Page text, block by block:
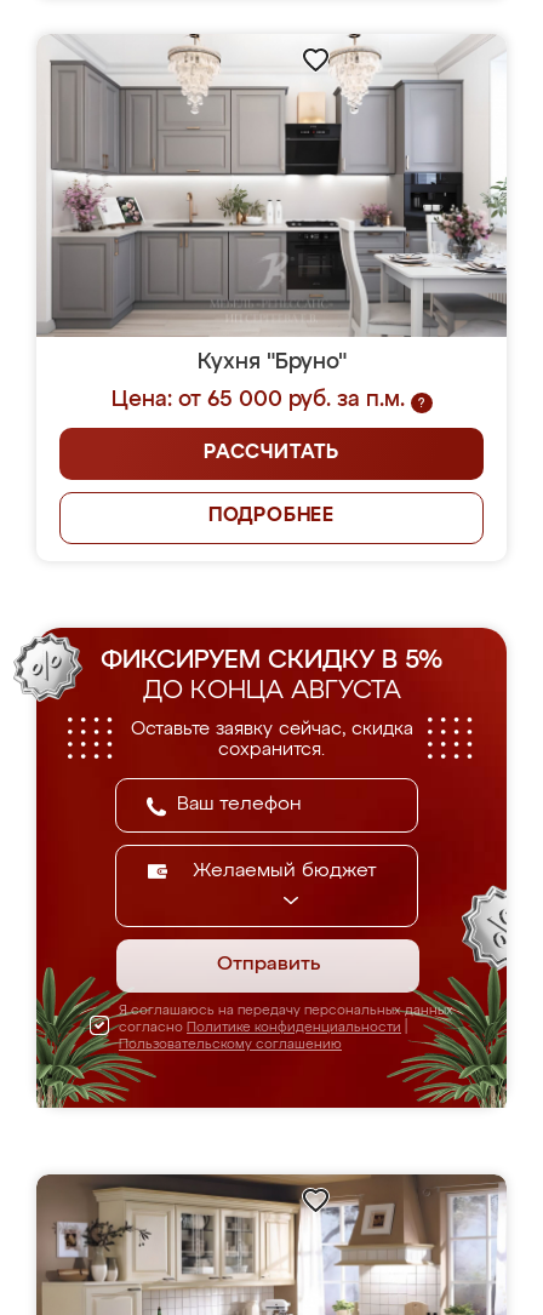
Кухня "Бруно"
Цена: от 65 000 руб. за п.м.
?
РАССЧИТАТЬ
ПОДРОБНЕЕ
ФИКСИРУЕМ СКИДКУ В 5%
ДО КОНЦА АВГУСТА
Оставьте заявку сейчас, скидка
сохранится.
Желаемый бюджет
Отправить
Я соглашаюсь на передачу персональных данных
согласно Политике конфиденциальности
Пользовательскому соглашению